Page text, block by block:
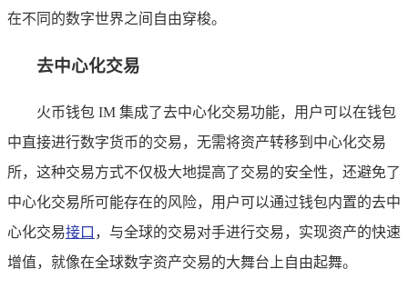
在不同的数字世界之间自由穿梭。
去中心化交易
火币钱包 IM 集成了去中心化交易功能，用户可以在钱包
中直接进行数字货币的交易，无需将资产转移到中心化交易
所，这种交易方式不仅极大地提高了交易的安全性，还避免了
中心化交易所可能存在的风险，用户可以通过钱包内置的去中
心化交易接口 ，与全球的交易对手进行交易，实现资产的快速
增值，就像在全球数字资产交易的大舞台上自由起舞。